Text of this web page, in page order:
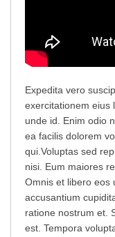
Expedita vero
exercitationem eius
unde id. Enim odio
ea facilis dolorem
qui. Voluptas sed
nisi. Eum maiores
Omnis et libero eos
accusantium
ratione nostrum et.
est. Tempora